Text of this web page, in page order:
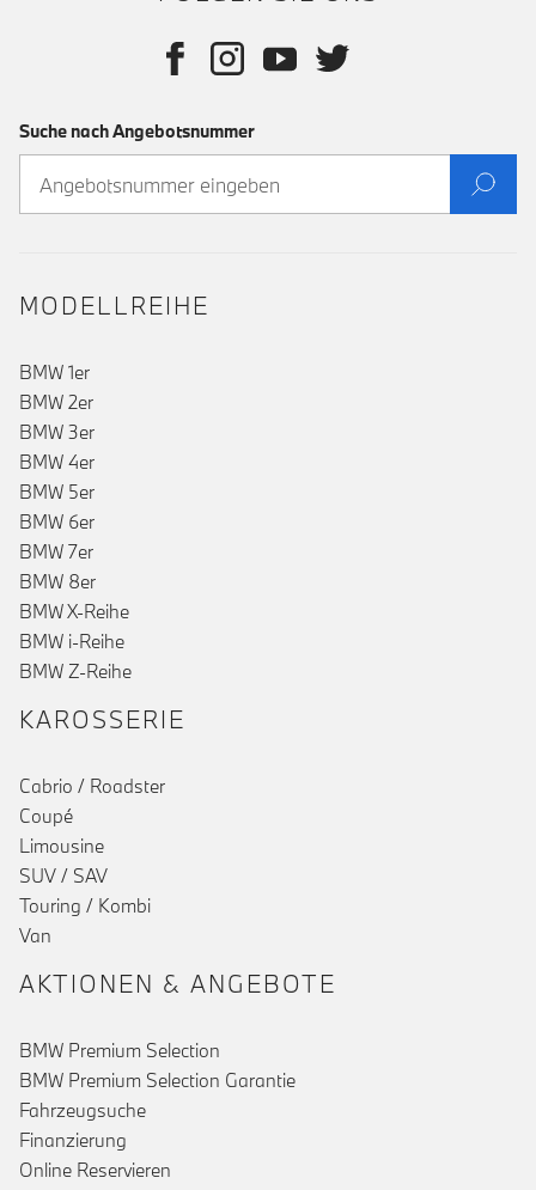
Suche nach Angebotsnummer
MODELLREIHE
BMW 1er
BMW 2er
BMW 3er
BMW 4er
BMW 5er
BMW 6er
BMW 7er
BMW 8er
BMW X-Reihe
BMW i-Reihe
BMW Z-Reihe
KAROSSERIE
Cabrio / Roadster
Coupé
Limousine
SUV / SAV
Touring / Kombi
Van
AKTIONEN & ANGEBOTE
BMW Premium Selection
BMW Premium Selection Garantie
Fahrzeugsuche
Finanzierung
Online Reservieren